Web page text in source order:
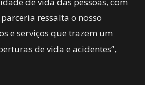
ressalta o nosso
e serviços que trazem um
de vida e acidentes”,